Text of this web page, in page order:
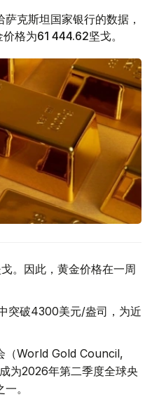
萨克斯坦国家银行的数据，
格为61 444.62坚戈。
。因此，黄金价格在一周
突破4300美元/盎司，为近
（World Gold Council,
为2026年第二季度全球央
。